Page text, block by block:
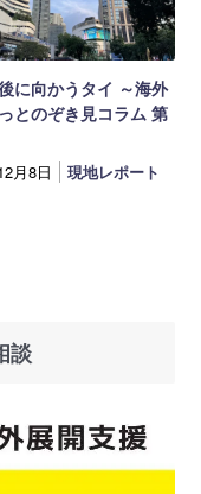
に向かうタイ ～海外
とのぞき見コラム 第
月8日 現地レポート
談